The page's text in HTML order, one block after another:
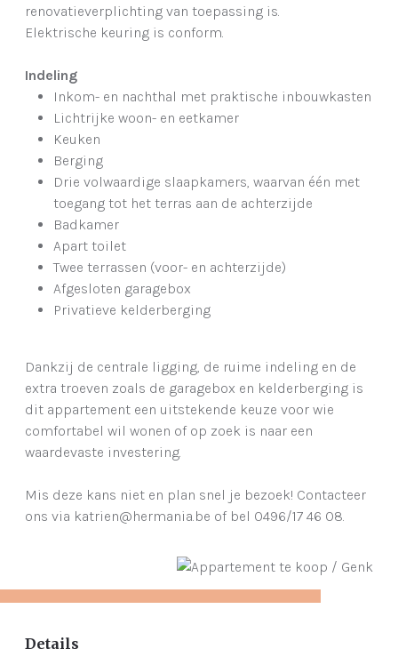
renovatieverplichting van toepassing is.
Elektrische keuring is conform.
Indeling
Inkom- en nachthal met praktische inbouwkasten
Lichtrijke woon- en eetkamer
Keuken
Berging
Drie volwaardige slaapkamers, waarvan één met
toegang tot het terras aan de achterzijde
Badkamer
Apart toilet
Twee terrassen (voor- en achterzijde)
Afgesloten garagebox
Privatieve kelderberging
Dankzij de centrale ligging, de ruime indeling en de
extra troeven zoals de garagebox en kelderberging is
dit appartement een uitstekende keuze voor wie
comfortabel wil wonen of op zoek is naar een
waardevaste investering.
Mis deze kans niet en plan snel je bezoek! Contacteer
ons via katrien@hermania.be of bel 0496/17 46 08.
Details